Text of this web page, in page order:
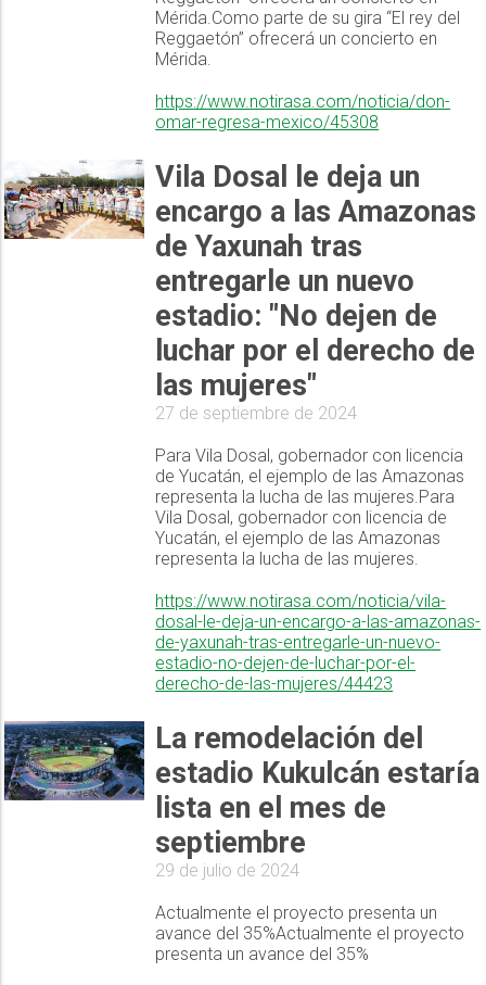
Mérida.Como parte de su gira “El rey del
Reggaetón” ofrecerá un concierto en
Mérida.
https://www.notirasa.com/noticia/don-
omar-regresa-mexico/45308
Vila Dosal le deja un
encargo a las Amazonas
de Yaxunah tras
entregarle un nuevo
estadio: "No dejen de
luchar por el derecho de
las mujeres"
27 de septiembre de 2024
Para Vila Dosal, gobernador con licencia
de Yucatán, el ejemplo de las Amazonas
representa la lucha de las mujeres.Para
Vila Dosal, gobernador con licencia de
Yucatán, el ejemplo de las Amazonas
representa la lucha de las mujeres.
https://www.notirasa.com/noticia/vila-
dosal-le-deja-un-encargo-a-las-amazonas-
de-yaxunah-tras-entregarle-un-nuevo-
estadio-no-dejen-de-luchar-por-el-
derecho-de-las-mujeres/44423
La remodelación del
estadio Kukulcán estaría
lista en el mes de
septiembre
29 de julio de 2024
Actualmente el proyecto presenta un
avance del 35%Actualmente el proyecto
presenta un avance del 35%